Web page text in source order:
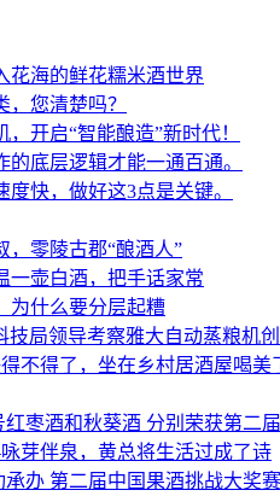
花海的鲜花糯米酒世界
您清楚吗？
开启“智能酿造”新时代！
底层逻辑才能一通百通。
快，做好这3点是关键。
，零陵古郡“酿酒人”
一壶白酒，把手话家常
为什么要分层起糟
技局领导考察雅大自动蒸粮机
不得了，坐在乡村居酒屋喝美
红枣酒和秋葵酒 分别荣获第二
芽伴泉，黄总将生活过成了诗
承办 第二届中国果酒挑战大奖